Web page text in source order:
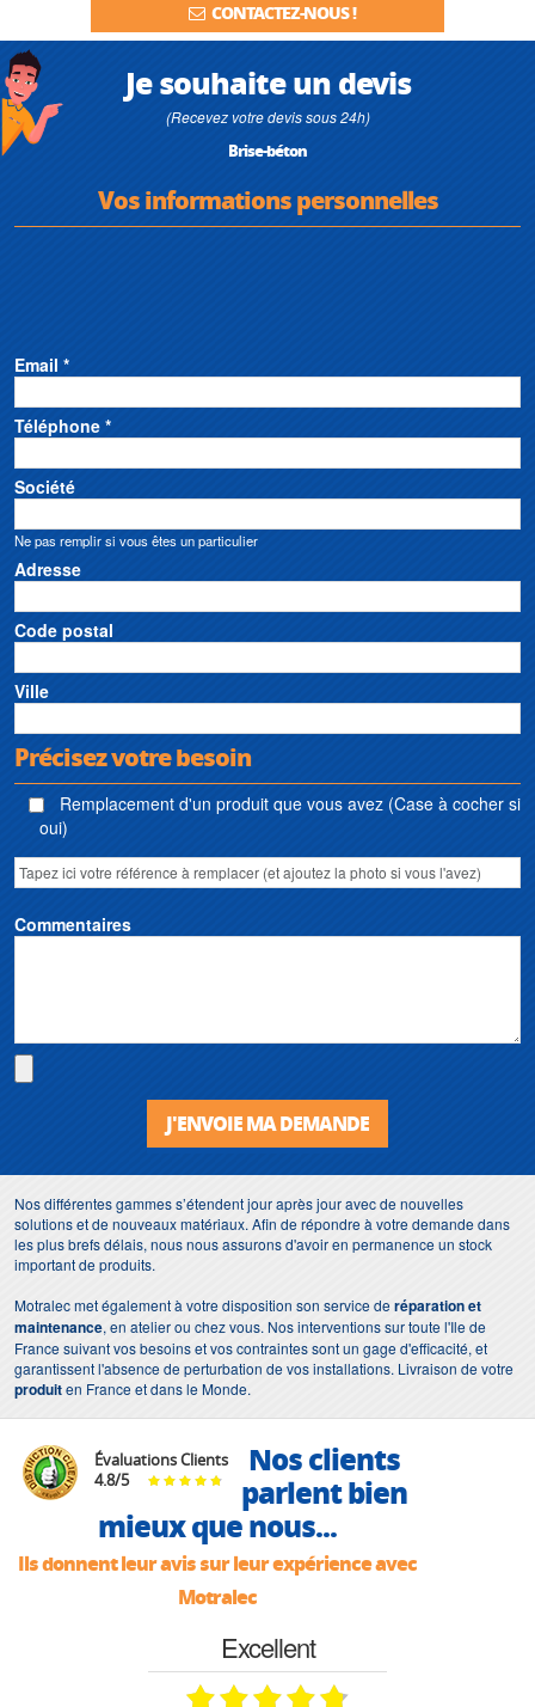
CONTACTEZ-NOUS !
Je souhaite un devis
(Recevez votre devis sous 24h)
Brise-béton
Vos informations personnelles
Email *
Téléphone *
Société
Ne pas remplir si vous êtes un particulier
Adresse
Code postal
Ville
Précisez votre besoin
Remplacement d'un produit que vous avez (Case à cocher si
oui)
Commentaires
J'ENVOIE MA DEMANDE
Nos différentes gammes s’étendent jour après jour avec de nouvelles
solutions et de nouveaux matériaux. Afin de répondre à votre demande dans
les plus brefs délais, nous nous assurons d'avoir en permanence un stock
important de produits.
Motralec met également à votre disposition son service deréparation et
maintenance, en atelier ou chez vous. Nos interventions sur toute l'Ile de
France suivant vos besoins et vos contraintes sont un gage d'efficacité, et
garantissent l'absence de perturbation de vos installations. Livraison de votre
produiten France et dans le Monde.
Évaluations Clients
4.8/5
Nos clients
parlent bien
mieux que nous...
Ils donnent leur avis sur leur expérience avec
Motralec
Excellent